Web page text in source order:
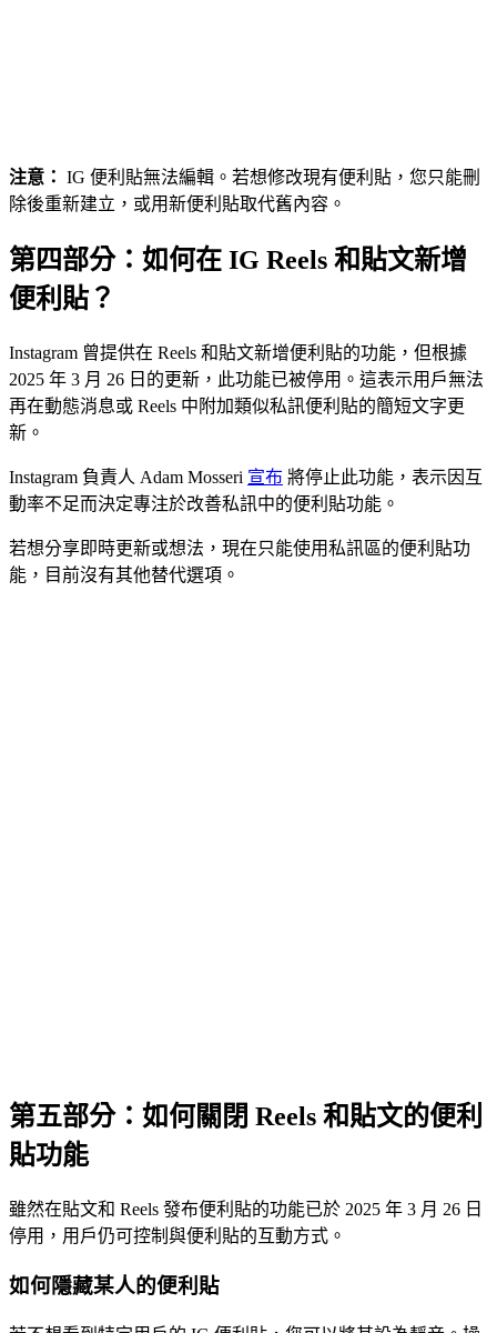
注意： IG 便利貼無法編輯。若想修改現有便利貼，您只能刪
除後重新建立，或用新便利貼取代舊內容。
第四部分：如何在 IG Reels 和貼文新增
便利貼？
Instagram 曾提供在 Reels 和貼文新增便利貼的功能，但根據
2025 年 3 月 26 日的更新，此功能已被停用。這表示用戶無法
再在動態消息或 Reels 中附加類似私訊便利貼的簡短文字更
新。
Instagram 負責人 Adam Mosseri 宣布 將停止此功能，表示因互
動率不足而決定專注於改善私訊中的便利貼功能。
若想分享即時更新或想法，現在只能使用私訊區的便利貼功
能，目前沒有其他替代選項。
第五部分：如何關閉 Reels 和貼文的便利
貼功能
雖然在貼文和 Reels 發布便利貼的功能已於 2025 年 3 月 26 日
停用，用戶仍可控制與便利貼的互動方式。
如何隱藏某人的便利貼